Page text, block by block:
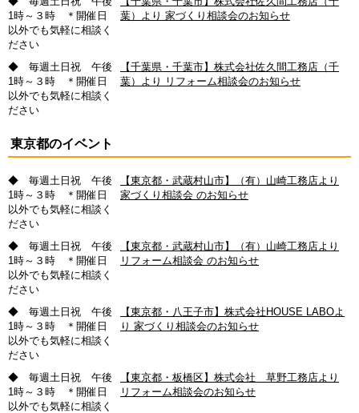
1時～３時 ＊開催日
以外でも気軽に相談く
ださい
葉）より 家づくり相談会のお知らせ
◆ 毎週土日祝 午後
1時～３時 ＊開催日
以外でも気軽に相談く
ださい
【千葉県・千葉市】株式会社佐久間工務店（千
葉）より リフォーム相談会のお知らせ
東京都のイベント
◆ 毎週土日祝 午後
1時～３時 ＊開催日
以外でも気軽に相談く
ださい
【東京都・武蔵村山市】（有）山崎工務店より
家づくり相談会 のお知らせ
◆ 毎週土日祝 午後
1時～３時 ＊開催日
以外でも気軽に相談く
ださい
【東京都・武蔵村山市】（有）山崎工務店より
リフォーム相談会 のお知らせ
◆ 毎週土日祝 午後
1時～３時 ＊開催日
以外でも気軽に相談く
ださい
【東京都・八王子市】株式会社HOUSE LABOよ
り 家づくり相談会のお知らせ
◆ 毎週土日祝 午後
1時～３時 ＊開催日
以外でも気軽に相談く
【東京都・板橋区】株式会社 草野工務店より
リフォーム相談会のお知らせ